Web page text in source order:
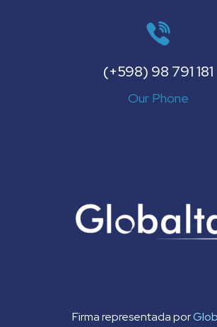
(+598) 98 791 181
Our Phone
Firma representada por